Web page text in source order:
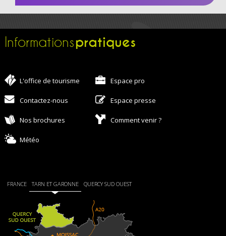
Informationspratiques
L'office de tourisme Espace pro
Contactez-nous Espace presse
Nos brochures Comment venir ?
Météo
FRANCE TARN ET GARONNE QUERCY SUD OUEST